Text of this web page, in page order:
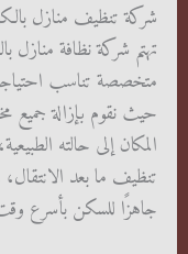
شركة تنظيف منازل
تهتم شركة نظافة
متخصصة تناسب
حيث نقوم بإزالة جميع
المكان إلى حالته
تنظيف ما بعد
جاهزًا للسكن بأسرع